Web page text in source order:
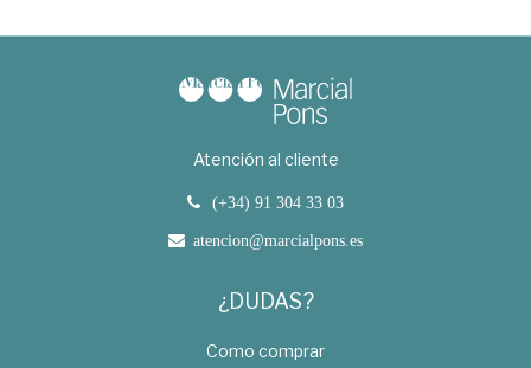
Atención al cliente
(+34) 91 304 33 03
atencion@marcialpons.es
¿DUDAS?
Como comprar